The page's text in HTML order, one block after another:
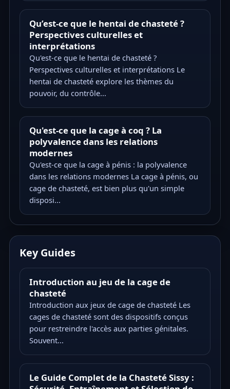
Qu’est-ce que le hentai de chasteté ?
Perspectives culturelles et
interprétations
Qu'est-ce que le hentai de chasteté ?
Perspectives culturelles et interprétations Le
hentai de chasteté explore les thèmes du
pouvoir, du contrôle...
Qu'est-ce que la cage à coq ? La
polyvalence dans les relations
modernes
Qu'est-ce que la cage à pénis : la polyvalence
dans les relations modernes La cage à pénis, ou
cage de chasteté, est bien plus qu'un simple
disposi...
Key Guides
Introduction au jeu de la cage de
chasteté
Introduction aux jeux de cage de chasteté Les
cages de chasteté sont des dispositifs conçus
pour restreindre l'accès aux parties génitales.
Souvent...
Le Guide Complet de la Chasteté Sissy :